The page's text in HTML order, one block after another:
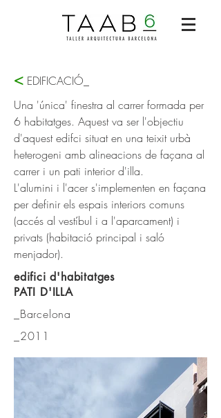
< EDIFICACIÓ_
Una 'única' finestra al carrer formada per
6 habitatges. Aquest va ser l'objectiu
d'aquest edifci situat en una teixit urbà
heterogeni amb alineacions de façana al
carrer i un pati interior d'illa.
L'alumini i l'acer s'implementen en façana
per definir els espais interiors comuns
(accés al vestíbul i a l'aparcament) i
privats (habitació principal i saló
menjador).
edifici d'habitatges
PATI D'ILLA
_Barcelona
_2011